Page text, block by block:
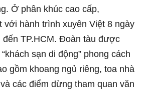
Ở phân khúc cao cấp,
với hành trình xuyên Việt 8 ngày
đến TP.HCM. Đoàn tàu được
sạn di động” phong cách
gồm khoang ngủ riêng, toa nhà
các điểm dừng tham quan văn